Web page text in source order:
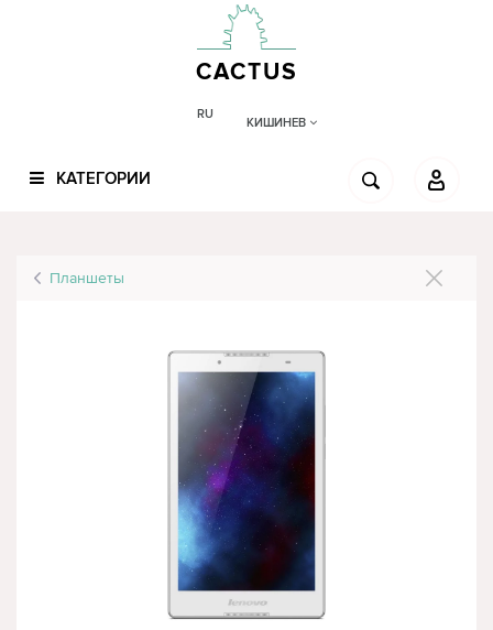
CACTUS
RU
КИШИНЕВ
КАТЕГОРИИ
Планшеты